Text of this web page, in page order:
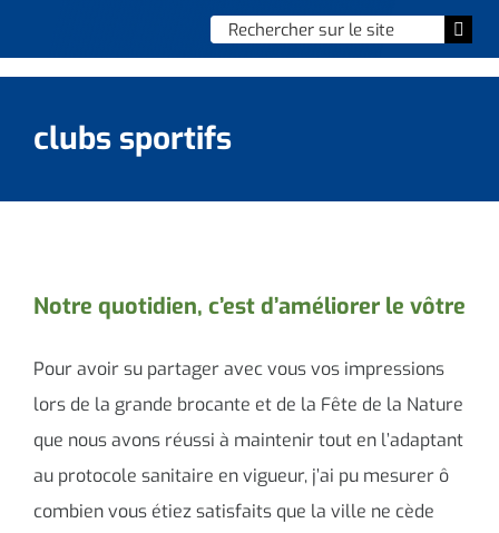
Chercher
:
Vie municipale
Social & solidarité
Contacter le maire
clubs sportifs
Notre quotidien, c’est d’améliorer le vôtre
Pour avoir su partager avec vous vos impressions
lors de la grande brocante et de la Fête de la Nature
que nous avons réussi à maintenir tout en l’adaptant
au protocole sanitaire en vigueur, j’ai pu mesurer ô
combien vous étiez satisfaits que la ville ne cède